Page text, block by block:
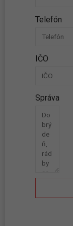
Telefón
IČO
Správa